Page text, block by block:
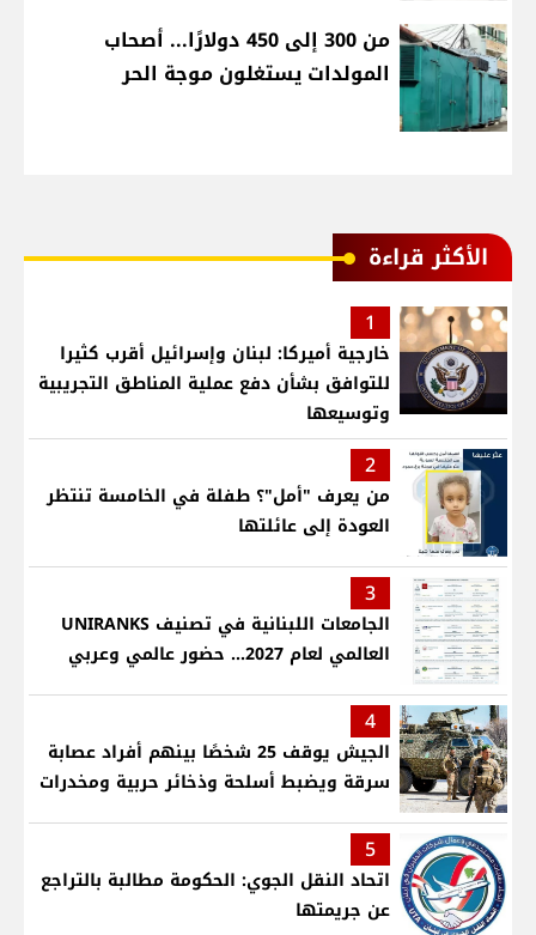
من 300 إلى 450 دولارًا... أصحاب
المولدات يستغلون موجة الحر
الأكثر قراءة
1
خارجية أميركا: لبنان وإسرائيل أقرب كثيرا
للتوافق بشأن دفع عملية المناطق التجريبية
وتوسيعها
2
من يعرف "أمل"؟ طفلة في الخامسة تنتظر
العودة إلى عائلتها
3
الجامعات اللبنانية في تصنيف UNIRANKS
العالمي لعام 2027... حضور عالمي وعربي
4
الجيش يوقف 25 شخصًا بينهم أفراد عصابة
سرقة ويضبط أسلحة وذخائر حربية ومخدرات
5
اتحاد النقل الجوي: الحكومة مطالبة بالتراجع
عن جريمتها